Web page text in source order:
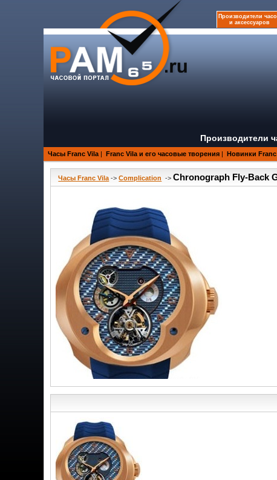
Производители
и аксессуаров
Производители
Часы Franc Vila | Franc Vila и его часовые творения | Новинки Franc
Часы Franc Vila ->Complication ->Chronograph Fly-Back